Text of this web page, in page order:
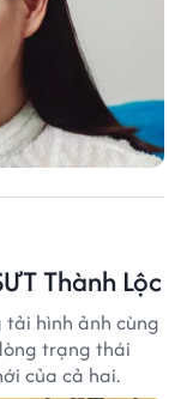
Thành Lộc
tải hình ảnh cùng
trạng thái
của cả hai.